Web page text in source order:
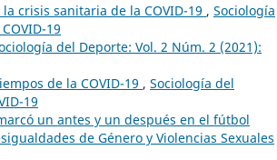
crisis sanitaria de la COVID-19 , Sociología
19
del Deporte: Vol. 2 Núm. 2 (2021):
de la COVID-19 , Sociología del
19
un antes y un después en el fútbol
de Género y Violencias Sexuales